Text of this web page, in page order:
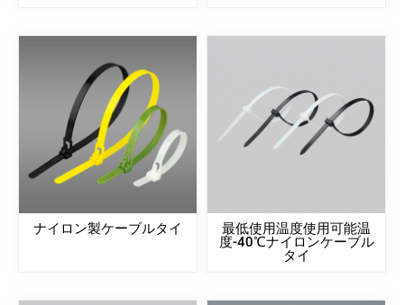
ナイロン製ケーブルタイ
最低使用温度使用可能温
度-40℃ナイロンケーブル
タイ